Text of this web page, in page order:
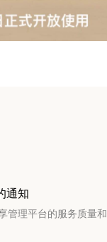
通知